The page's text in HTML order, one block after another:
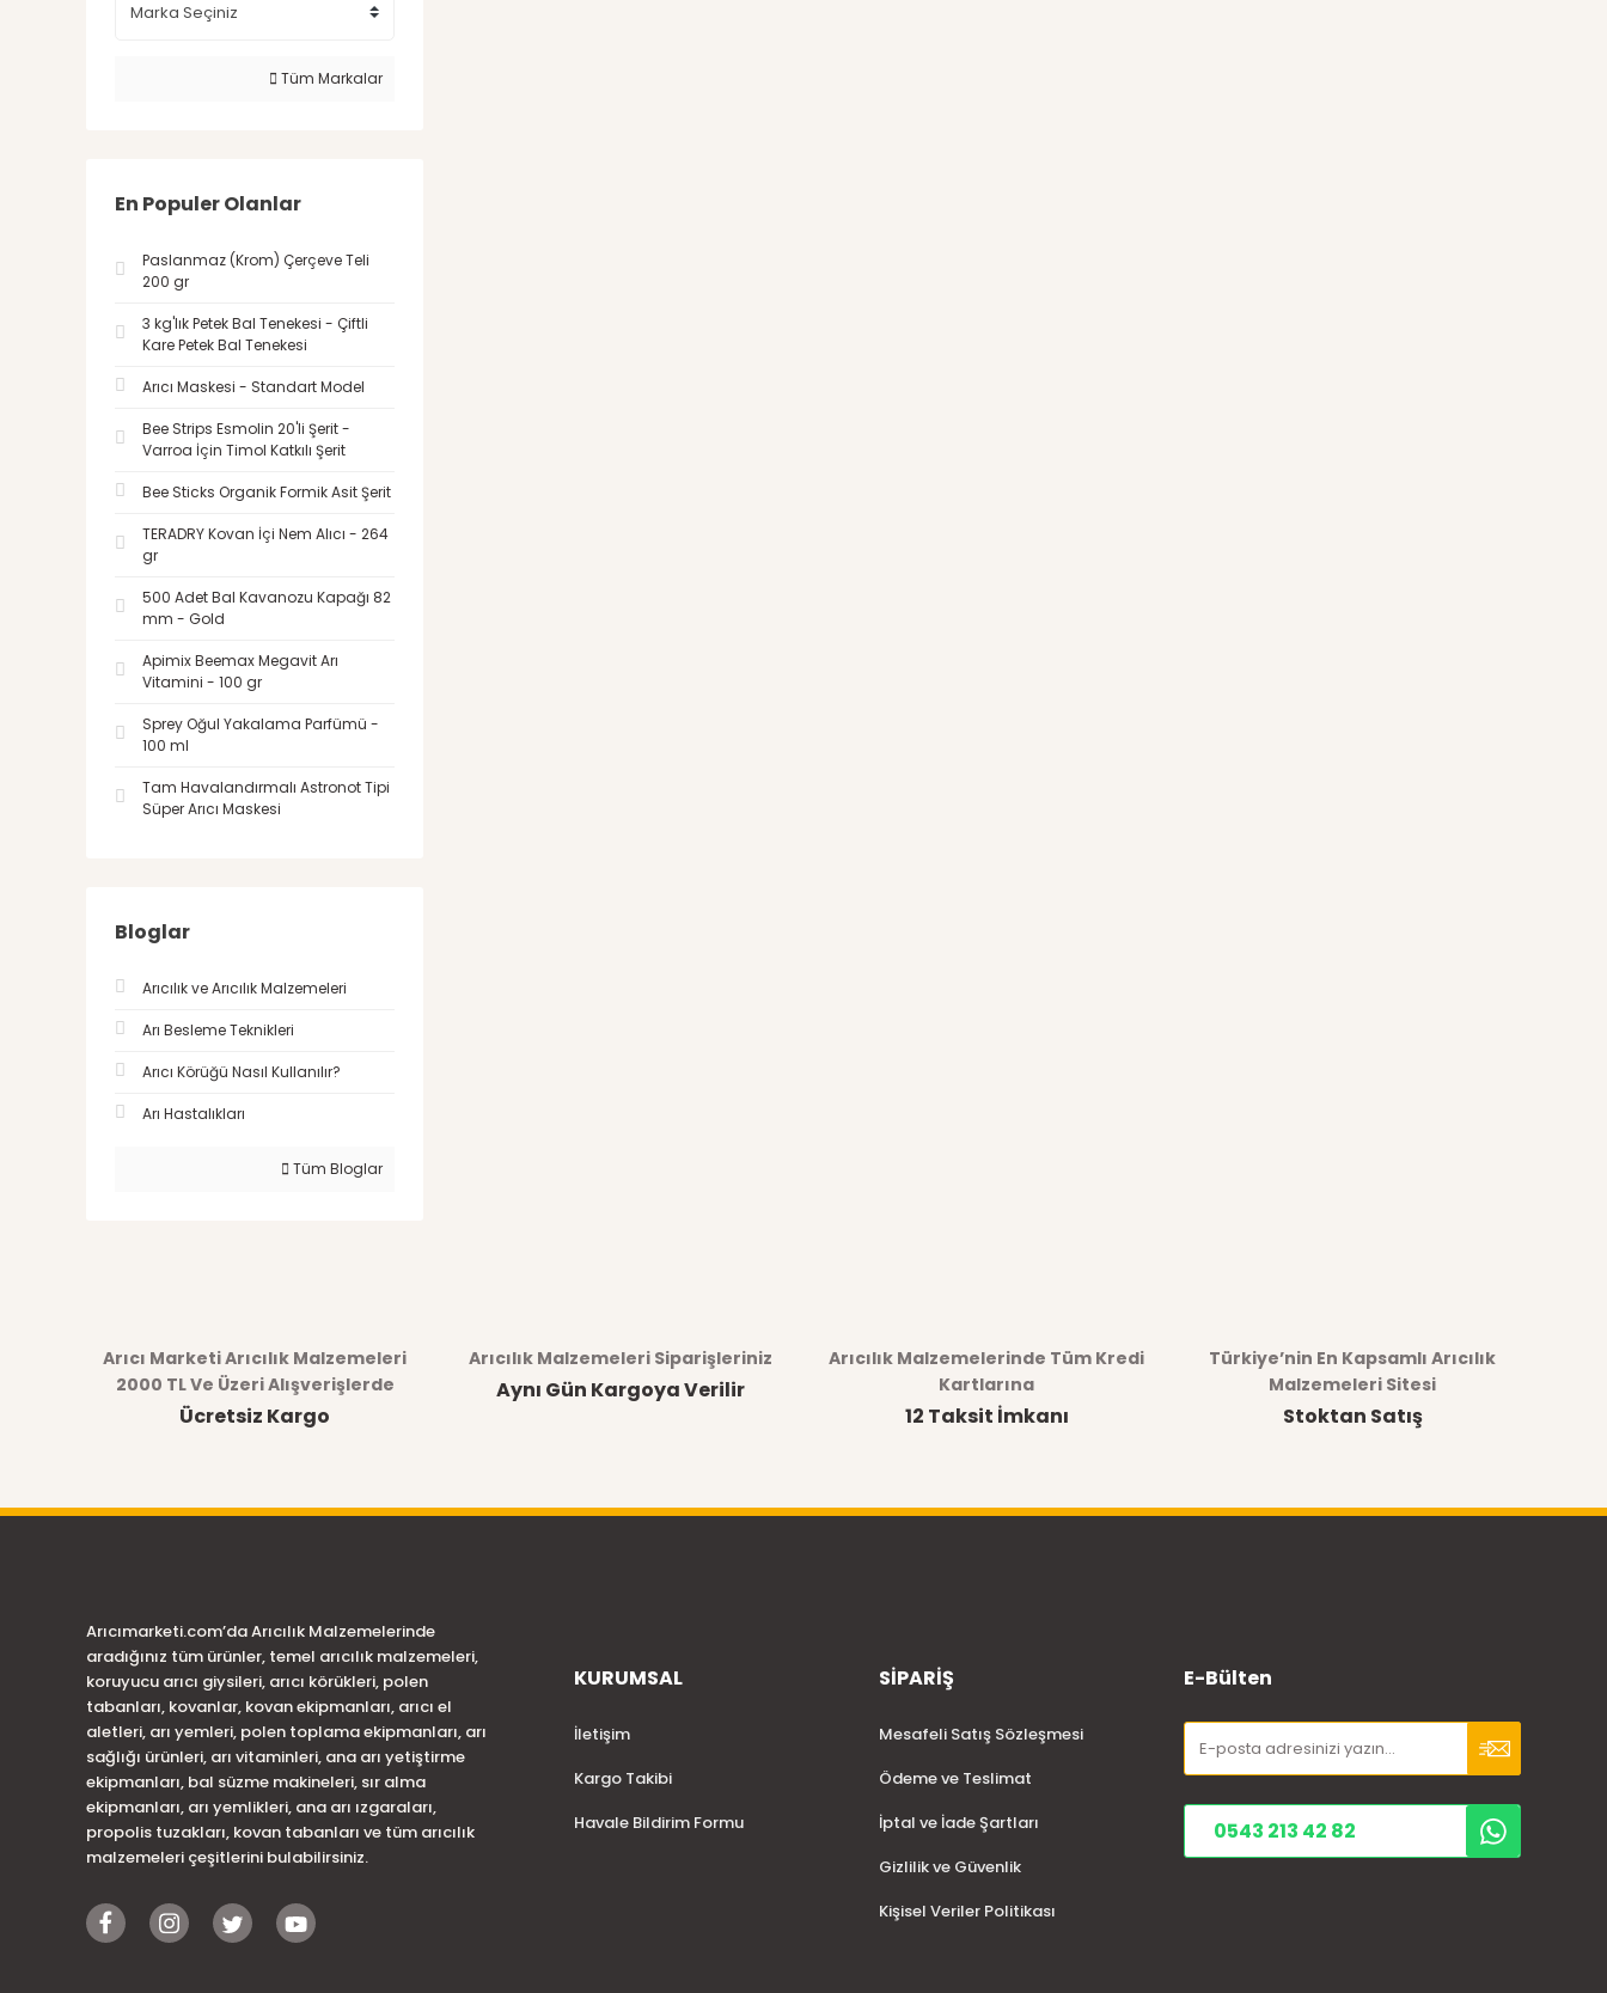
Tüm Markalar
En Populer Olanlar
Paslanmaz (Krom) Çerçeve Teli
200 gr
3 kg'lık Petek Bal Tenekesi - Çiftli
Kare Petek Bal Tenekesi
Arıcı Maskesi - Standart Model
Bee Strips Esmolin 20'li Şerit -
Varroa İçin Timol Katkılı Şerit
Bee Sticks Organik Formik Asit Şerit
TERADRY Kovan İçi Nem Alıcı - 264
gr
500 Adet Bal Kavanozu Kapağı 82
mm - Gold
Apimix Beemax Megavit Arı
Vitamini - 100 gr
Sprey Oğul Yakalama Parfümü -
100 ml
Tam Havalandırmalı Astronot Tipi
Süper Arıcı Maskesi
Bloglar
Arıcılık ve Arıcılık Malzemeleri
Arı Besleme Teknikleri
Arıcı Körüğü Nasıl Kullanılır?
Arı Hastalıkları
Tüm Bloglar
Arıcı Marketi Arıcılık Malzemeleri
2000 TL Ve Üzeri Alışverişlerde
Ücretsiz Kargo
Arıcılık Malzemeleri Siparişleriniz
Aynı Gün Kargoya Verilir
Arıcılık Malzemelerinde Tüm Kredi
Kartlarına
12 Taksit İmkanı
Türkiye’nin En Kapsamlı Arıcılık
Malzemeleri Sitesi
Stoktan Satış
Arıcımarketi.com’da Arıcılık Malzemelerinde
aradığınız tüm ürünler, temel arıcılık malzemeleri,
koruyucu arıcı giysileri, arıcı körükleri, polen
tabanları, kovanlar, kovan ekipmanları, arıcı el
aletleri, arı yemleri, polen toplama ekipmanları, arı
sağlığı ürünleri, arı vitaminleri, ana arı yetiştirme
ekipmanları, bal süzme makineleri, sır alma
ekipmanları, arı yemlikleri, ana arı ızgaraları,
propolis tuzakları, kovan tabanları ve tüm arıcılık
malzemeleri çeşitlerini bulabilirsiniz.
KURUMSAL
İletişim
Kargo Takibi
Havale Bildirim Formu
SİPARİŞ
Mesafeli Satış Sözleşmesi
Ödeme ve Teslimat
İptal ve İade Şartları
Gizlilik ve Güvenlik
Kişisel Veriler Politikası
E-Bülten
0543 213 42 82